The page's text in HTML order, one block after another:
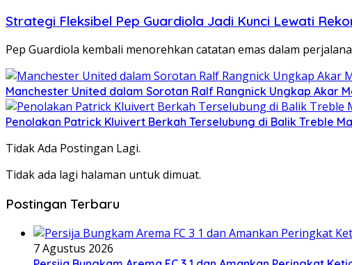
Strategi Fleksibel Pep Guardiola Jadi Kunci Lewati
Pep Guardiola kembali menorehkan catatan emas dalam
Manchester United dalam Sorotan Ralf Rangnick Ungkap Akar
Penolakan Patrick Kluivert Berkah Terselubung di Balik Treble
Tidak Ada Postingan Lagi.
Tidak ada lagi halaman untuk dimuat.
Postingan Terbaru
7 Agustus 2026